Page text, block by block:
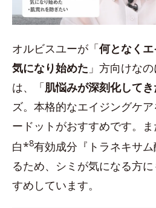
オルビスユーが「何となく
気になり始めた 」方向けな
は、「肌悩みが深刻化してき
ズ。本格的なエイジングケ
ードットがおすすめです。
白*8有効成分『トラネキサ
るため、シミが気になる方
すめしています。